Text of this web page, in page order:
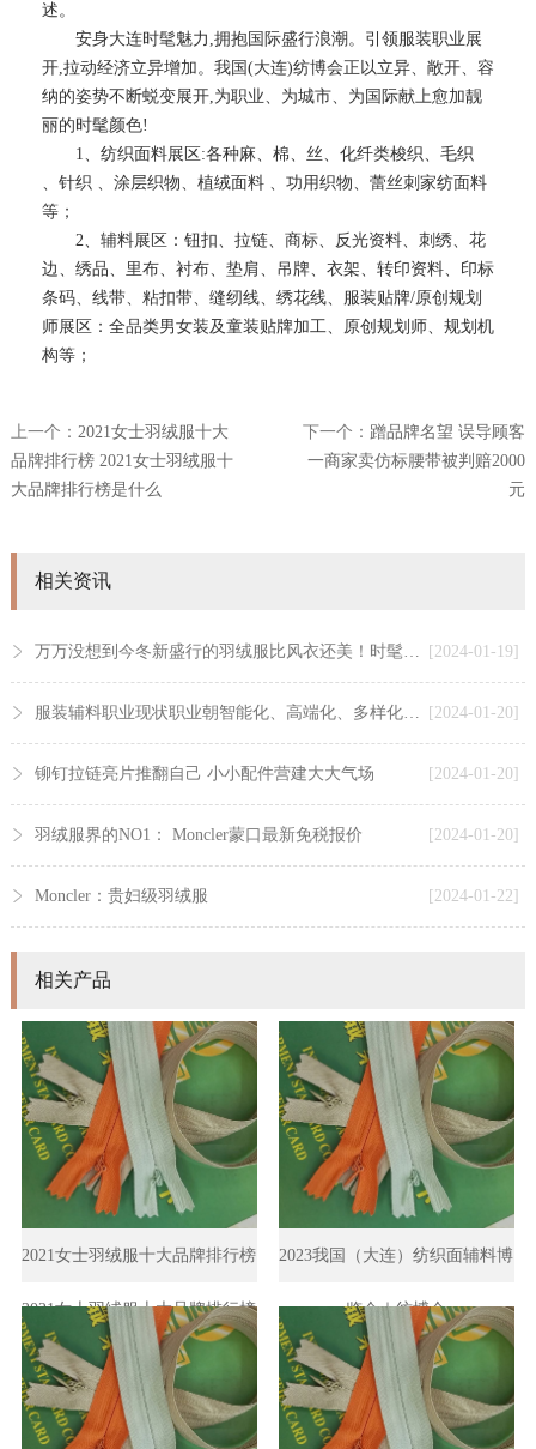
述。
安身大连时髦魅力,拥抱国际盛行浪潮。引领服装职业展
开,拉动经济立异增加。我国(大连)纺博会正以立异、敞开、容
纳的姿势不断蜕变展开,为职业、为城市、为国际献上愈加靓
丽的时髦颜色!
1、纺织面料展区:各种麻、棉、丝、化纤类梭织、毛织
、针织 、涂层织物、植绒面料 、功用织物、蕾丝刺家纺面料
等；
2、辅料展区：钮扣、拉链、商标、反光资料、刺绣、花
边、绣品、里布、衬布、垫肩、吊牌、衣架、转印资料、印标
条码、线带、粘扣带、缝纫线、绣花线、服装贴牌/原创规划
师展区：全品类男女装及童装贴牌加工、原创规划师、规划机
构等；
上一个： 2021女士羽绒服十大
品牌排行榜 2021女士羽绒服十
大品牌排行榜是什么
下一个： 蹭品牌名望 误导顾客
一商家卖仿标腰带被判赔2000
元
相关资讯
[2024-01-19]
万万没想到今冬新盛行的羽绒服比风衣还美！时髦保暖还显瘦
[2024-01-20]
服装辅料职业现状职业朝智能化、高端化、多样化开展「图」
[2024-01-20]
铆钉拉链亮片推翻自己 小小配件营建大大气场
[2024-01-20]
羽绒服界的NO1： Moncler蒙口最新免税报价
[2024-01-22]
Moncler：贵妇级羽绒服
相关产品
2021女士羽绒服十大品牌排行榜
2021女士羽绒服十大品牌排行榜
是什么
2023我国（大连）纺织面辅料博
览会｜纺博会